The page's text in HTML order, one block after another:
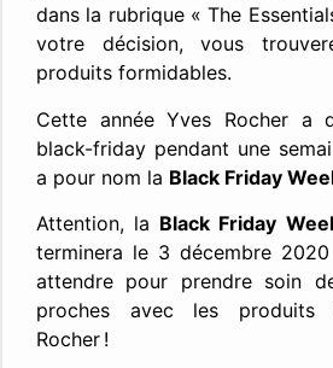
dans la rubrique « The
votre décision, vous
produits formidables.
Cette année Yves Rocher a
black-friday pendant une
a pour nom la Black Friday
Attention, la Black Friday
terminera le 3 décembre
attendre pour prendre soin
proches avec les produits
Rocher !